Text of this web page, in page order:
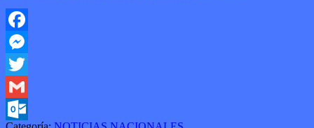
Facebook
Messenger
Twitter
Gmail